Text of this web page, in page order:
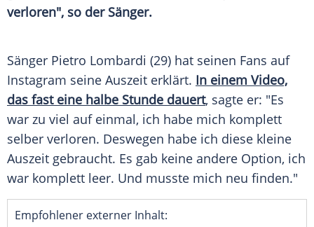
verloren", so der Sänger.
Sänger Pietro Lombardi (29) hat seinen Fans auf
Instagram seine Auszeit erklärt. In einem Video,
das fast eine halbe Stunde dauert, sagte er: "Es
war zu viel auf einmal, ich habe mich komplett
selber verloren. Deswegen habe ich diese kleine
Auszeit gebraucht. Es gab keine andere Option, ich
war komplett leer. Und musste mich neu finden."
Empfohlener externer Inhalt: